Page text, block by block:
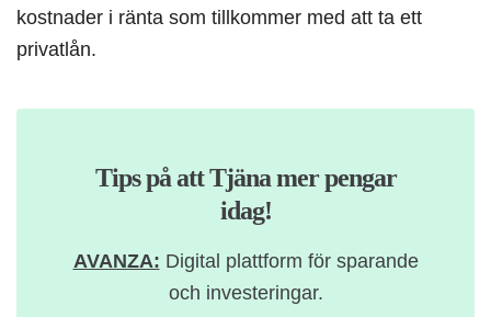
kostnader i ränta som tillkommer med att ta ett
privatlån.
Tips på att Tjäna mer pengar
idag!
AVANZA: Digital plattform för sparande
och investeringar.